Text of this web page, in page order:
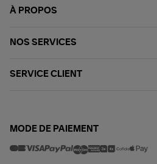
À PROPOS
NOS SERVICES
SERVICE CLIENT
MODE DE PAIEMENT